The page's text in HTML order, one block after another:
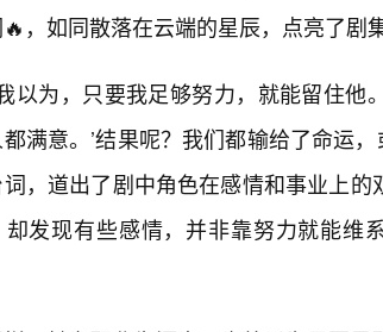
，如同散落在云端的星辰，点亮了剧
我以为，只要我足够努力，就能留住
满意。’结果呢？我们都输给了命运
，道出了剧中角色在感情和事业上
发现有些感情，并非靠努力就能维